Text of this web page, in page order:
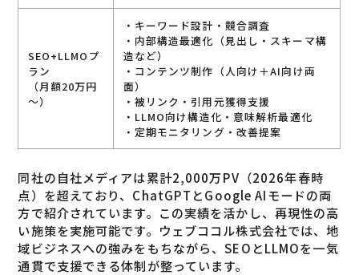
SEO+LLMOプ
ラン
（月額20万円
～）
・キーワード設計・競合調査
・内部構造最適化（見出し・スキーマ構
造など）
・コンテンツ制作（人向け＋AI向け両
面）
・被リンク・引用元獲得支援
・LLMO向け構造化・意味解析最適化
・定期モニタリング・改善提案
同社の自社メディアは累計2,000万PV（2026年春時
点）を超えており、ChatGPTとGoogle AIモードの両
方で紹介されています。この実績を活かし、再現性の高
い施策を実施可能です。ウェブココル株式会社では、地
域ビジネスへの強みをもちながら、SEOとLLMOを一気
通貫で支援できる体制が整っています。